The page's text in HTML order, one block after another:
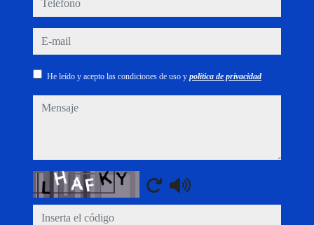
e-mail
He leído y acepto las condiciones de uso y política de privacidad
mensaje
Captcha